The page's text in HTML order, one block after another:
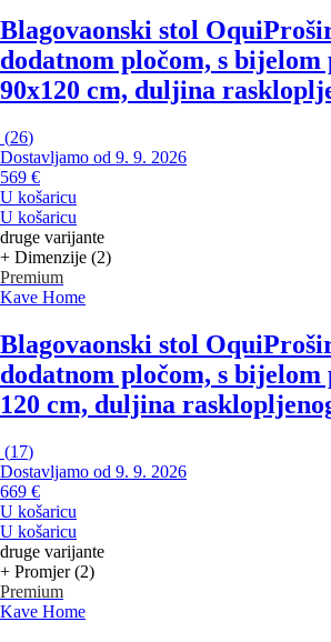
Blagovaonski stol Oqui
dodatnom pločom, s bijelom
90x120 cm, duljina
(26)
Dostavljamo od 9. 9. 2026
569 €
U košaricu
U košaricu
druge varijante
+ Dimenzije (2)
Premium
Kave Home
Blagovaonski stol Oqui
dodatnom pločom, s bijelom
120 cm, duljina
(17)
Dostavljamo od 9. 9. 2026
669 €
U košaricu
U košaricu
druge varijante
+ Promjer (2)
Premium
Kave Home